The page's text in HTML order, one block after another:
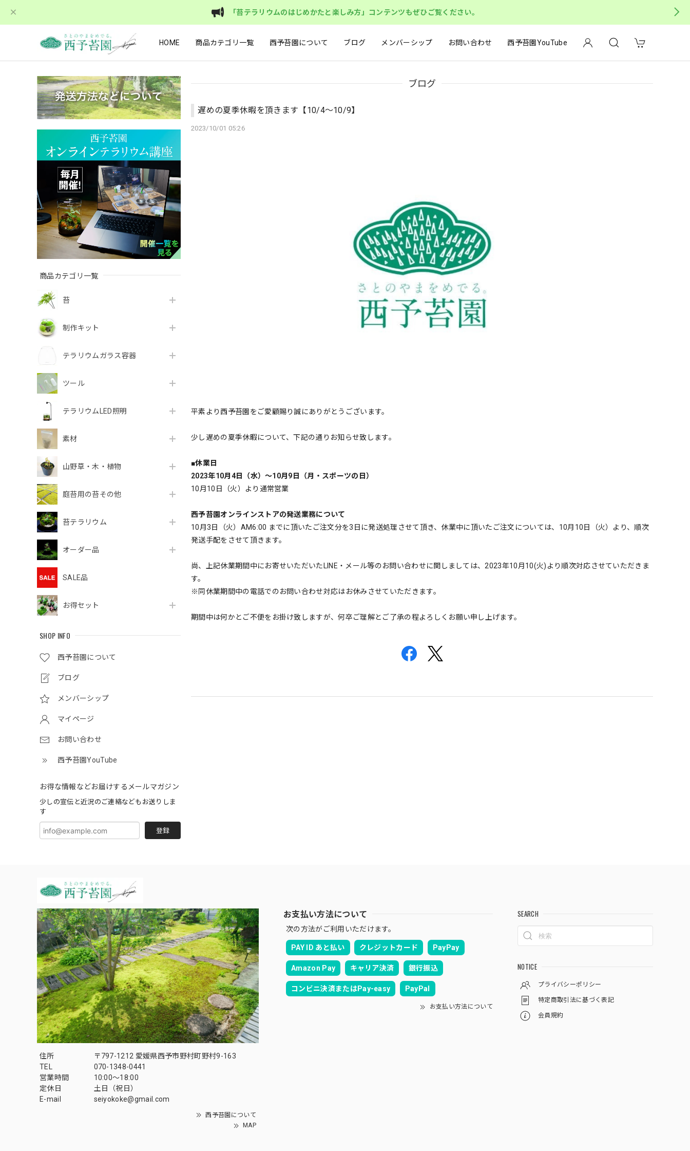
「苔テラリウムのはじめかたと楽しみ方」コンテンツもぜひご覧ください。
HOME 商品カテゴリ一覧 西予苔園について ブログ メンバーシップ お問い合わせ 西予苔園YouTube
商品カテゴリ一覧
苔
制作キット
テラリウムガラス容器
ツール
テラリウムLED照明
素材
山野草・木・植物
庭苔用の苔その他
苔テラリウム
オーダー品
SALE品
お得セット
SHOP INFO
西予苔園について
ブログ
メンバーシップ
マイページ
お問い合わせ
西予苔園YouTube
お得な情報などお届けするメールマガジン
少しの宣伝と近況のご連絡などもお送りしま
す
登録
ブログ
遅めの夏季休暇を頂きます【10/4〜10/9】
2023/10/01 05:26
平素より西予苔園をご愛顧賜り誠にありがとうございます。
少し遅めの夏季休暇について、下記の通りお知らせ致します。
■休業日
2023年10月4日（水）〜10月9日（月・スポーツの日）
10月10日（火）より通常営業
西予苔園オンラインストアの発送業務について
10月3日（火）AM6:00 までに頂いたご注文分を3日に発送処理させて頂き、休業中に頂いたご注文については、10月10日（火）より、順次
発送手配をさせて頂きます。
尚、上記休業期間中にお寄せいただいたLINE・メール等のお問い合わせに関しましては、2023年10月10(火)より順次対応させていただきま
す。
※同休業期間中の電話でのお問い合わせ対応はお休みさせていただきます。
期間中は何かとご不便をお掛け致しますが、何卒ご理解とご了承の程よろしくお願い申し上げます。
住所
〒797-1212 愛媛県西予市野村町野村9-163
TEL
070-1348-0441
営業時間
10:00〜18:00
定休日
土日（祝日）
E-mail
seiyokoke@gmail.com
西予苔園について
MAP
お支払い方法について
次の方法がご利用いただけます。
PAY ID あと払い クレジットカード PayPay
Amazon Pay キャリア決済 銀行振込
コンビニ決済またはPay-easy PayPal
お支払い方法について
SEARCH
NOTICE
プライバシーポリシー
特定商取引法に基づく表記
会員規約